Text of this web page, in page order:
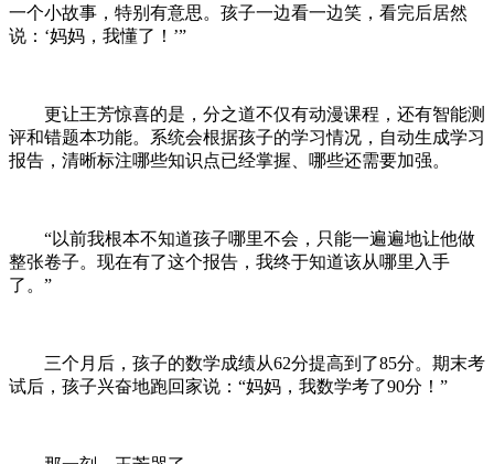
一个小故事，特别有意思。孩子一边看一边笑，看完后居然
说：‘妈妈，我懂了！’”
更让王芳惊喜的是，分之道不仅有动漫课程，还有智能测
评和错题本功能。系统会根据孩子的学习情况，自动生成学习
报告，清晰标注哪些知识点已经掌握、哪些还需要加强。
“以前我根本不知道孩子哪里不会，只能一遍遍地让他做
整张卷子。现在有了这个报告，我终于知道该从哪里入手
了。”
三个月后，孩子的数学成绩从62分提高到了85分。期末考
试后，孩子兴奋地跑回家说：“妈妈，我数学考了90分！”